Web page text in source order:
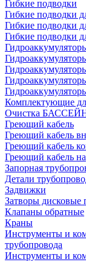
Гибкие подводки
Гибкие подводки
Гибкие подводки
Гибкие подводки
Комплектующие
Очистка
Греющий кабель
Греющий кабель
Греющий кабель
Греющий кабель
Запорная
Детали
Задвижки
Затворы дисковые
Клапаны обратные
Краны
Инструменты и
трубопровода
Инструменты и